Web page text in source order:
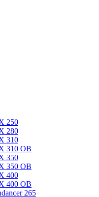
250
280
310
310 OB
350
350 OB
400
400 OB
265